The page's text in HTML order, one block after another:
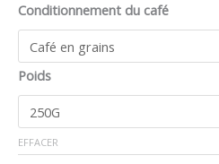
Conditionnement du café
Poids
EFFACER